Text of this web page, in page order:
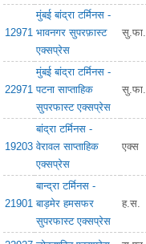
12971
मुंबई बांद्रा टर्मिनस -
भावनगर सुपरफ़ास्ट
एक्सप्रेस
सु.फा.
22971
मुंबई बांद्रा टर्मिनस -
पटना साप्ताहिक
सुपरफास्ट एक्सप्रेस
सु.फा.
19203
बांद्रा टर्मिनस -
वेरावल साप्ताहिक
एक्सप्रेस
एक्स
21901
बान्द्रा टर्मिनस -
बाड़मेर हमसफर
सुपरफास्ट एक्सप्रेस
ह.स.